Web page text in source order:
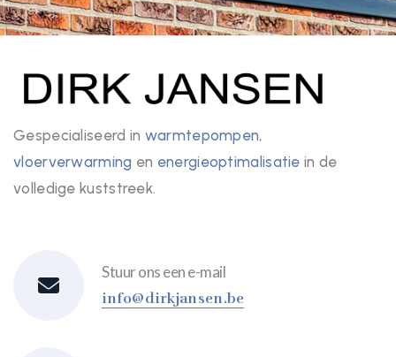
Gespecialiseerd in warmtepompen,
vloerverwarming en energieoptimalisatie in de
volledige kuststreek.
Stuur ons een e-mail
info@dirkjansen.be